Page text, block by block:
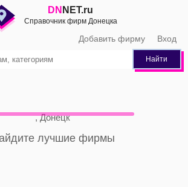
DN NET.ru
Справочник фирм Донецка
Добавить фирму Вход
Найти
, Донецк
лучшие фирмы